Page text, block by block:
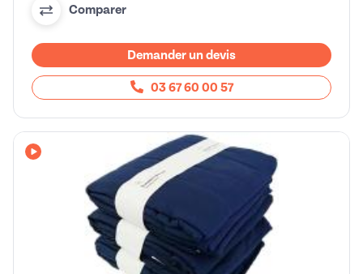
Comparer
Demander un devis
03 67 60 00 57
Avec vidéo